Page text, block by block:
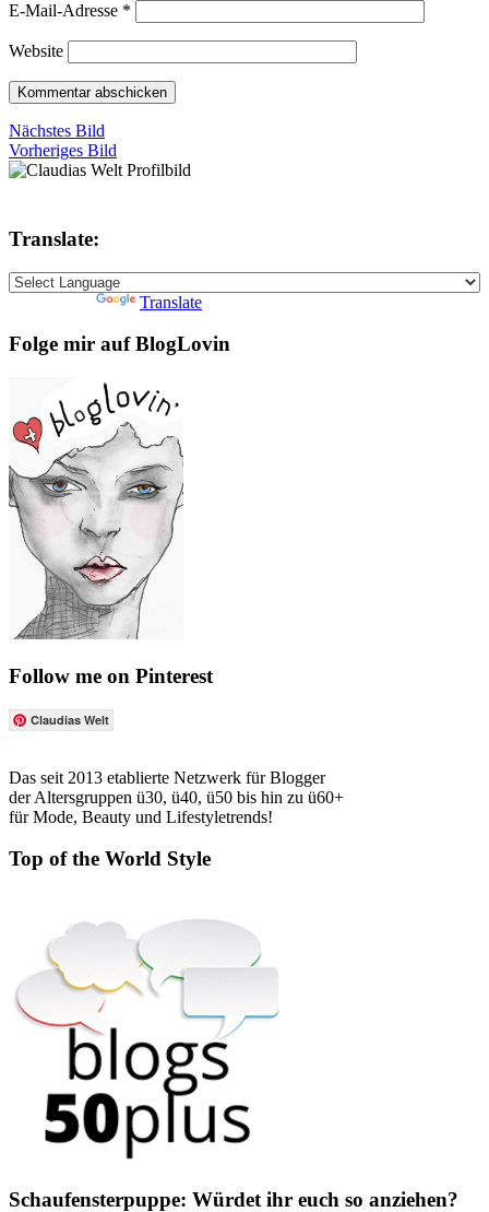
E-Mail-Adresse *
Website
Nächstes Bild
Vorheriges Bild
Translate:
Translate
Folge mir auf BlogLovin
Follow me on Pinterest
Claudias Welt
Das seit 2013 etablierte Netzwerk für Blogger
der Altersgruppen ü30, ü40, ü50 bis hin zu ü60+
für Mode, Beauty und Lifestyletrends!
Top of the World Style
Schaufensterpuppe: Würdet ihr euch so anziehen?